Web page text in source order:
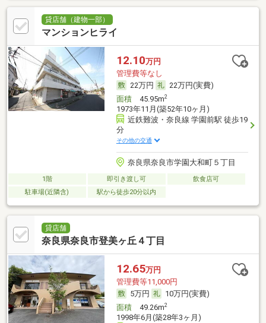
貸店舗（建物一部）
マンションヒライ
12.10万円
管理費等なし
22万円
22万円(実費)
面積45.95m2
1973年11月(築52年10ヶ月)
近鉄難波・奈良線 学園前駅 徒歩19
分
その他の交通
奈良県奈良市学園大和町５丁目
1階 即引き渡し可
飲食店可
駐車場(近隣含)
駅から徒歩20分以内
貸店舗
奈良県奈良市登美ヶ丘４丁目
12.65万円
管理費等11,000円
5万円
10万円(実費)
面積49.26m2
1998年6月(築28年3ヶ月)